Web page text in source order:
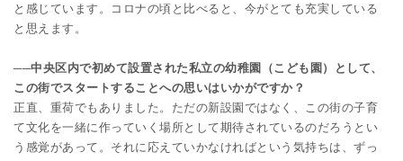
と感じています。コロナの頃と比べると、今がとても充実している
と思えます。
──中央区内で初めて設置された私立の幼稚園（こども園）として、
この街でスタートすることへの思いはいかがですか？
正直、重荷でもありました。ただの新設園ではなく、この街の子育
て文化を一緒に作っていく場所として期待されているのだろうとい
う感覚があって。それに応えていかなければという気持ちは、ずっ